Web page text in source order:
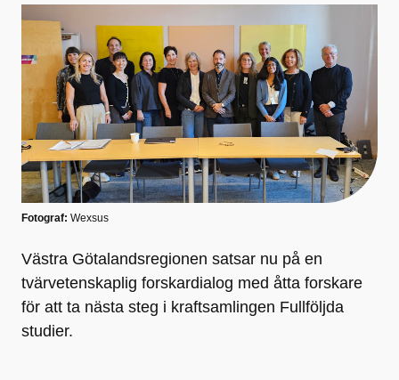
Fotograf: Wexsus
Västra Götalandsregionen satsar nu på en
tvärvetenskaplig forskardialog med åtta forskare
för att ta nästa steg i kraftsamlingen Fullföljda
studier.